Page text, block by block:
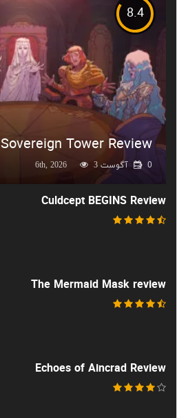
8.4
Sovereign Tower Review
آگوست 6th, 2026 3 0
Culdcept BEGINS Review
The Mermaid Mask review
Echoes of Aincrad Review